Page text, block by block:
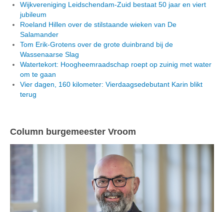
Wijkvereniging Leidschendam-Zuid bestaat 50 jaar en viert
jubileum
Roeland Hillen over de stilstaande wieken van De
Salamander
Tom Erik-Grotens over de grote duinbrand bij de
Wassenaarse Slag
Watertekort: Hoogheemraadschap roept op zuinig met water
om te gaan
Vier dagen, 160 kilometer: Vierdaagsedebutant Karin blikt
terug
Column burgemeester Vroom